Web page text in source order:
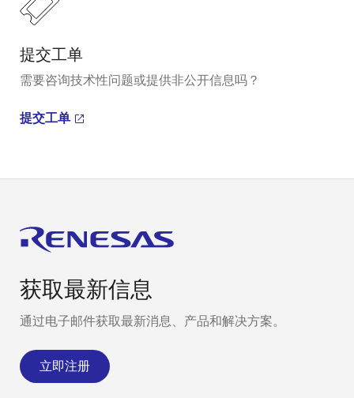
提交工单
需要咨询技术性问题或提供非公开信息吗？
提交工单
获取最新信息
通过电子邮件获取最新消息、产品和解决方案。
立即注册